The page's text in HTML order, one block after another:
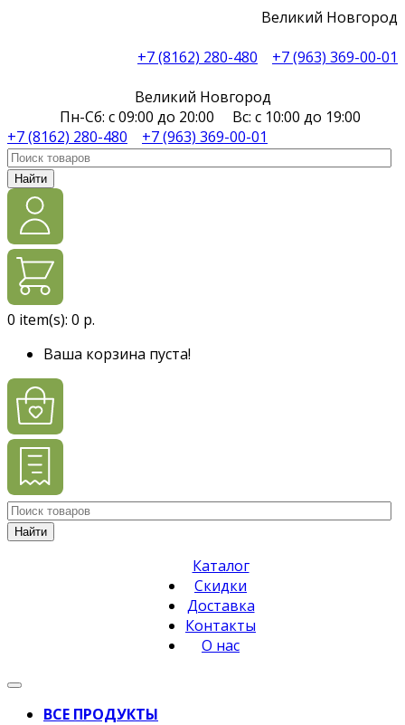
Великий Новгород
+7 (8162) 280-480
+7 (963) 369-00-01
Великий Новгород
Пн-Сб: с 09:00 до 20:00 Вс: с 10:00 до 19:00
+7 (8162) 280-480
+7 (963) 369-00-01
Найти
0 item(s): 0 р.
Ваша корзина пуста!
Найти
Каталог
Скидки
Доставка
Контакты
О нас
ВСЕ ПРОДУКТЫ